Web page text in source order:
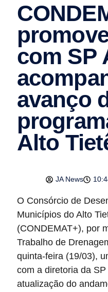
com SP
avanço
Alto
JA News
O Consórcio de
Municípios do Alto
(CONDEMAT+), por
Trabalho de
quinta-feira (19/03),
com a diretoria da
atualização do